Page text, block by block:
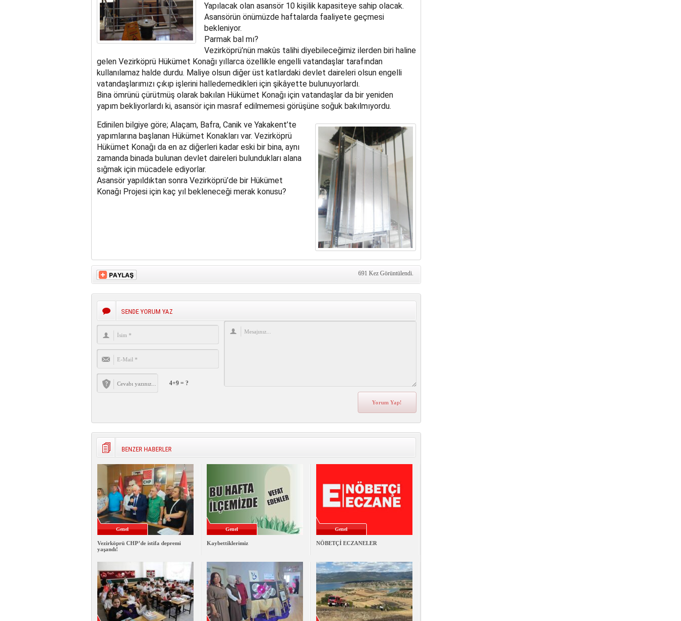
Yapılacak olan asansör 10 kişilik kapasiteye sahip olacak.
Asansörün önümüzde haftalarda faaliyete geçmesi
bekleniyor.
Parmak bal mı?
Vezirköprü’nün makûs talihi diyebileceğimiz ilerden biri haline
gelen Vezirköprü Hükümet Konağı yıllarca özellikle engelli vatandaşlar tarafından
kullanılamaz halde durdu. Maliye olsun diğer üst katlardaki devlet daireleri olsun engelli
vatandaşlarımızı çıkıp işlerini halledemedikleri için şikâyette bulunuyorlardı.
Bina ömrünü çürütmüş olarak bakılan Hükümet Konağı için vatandaşlar da bir yeniden
yapım bekliyorlardı ki, asansör için masraf edilmemesi görüşüne soğuk bakılmıyordu.
Edinilen bilgiye göre; Alaçam, Bafra, Canik ve Yakakent’te
yapımlarına başlanan Hükümet Konakları var. Vezirköprü
Hükümet Konağı da en az diğerleri kadar eski bir bina, aynı
zamanda binada bulunan devlet daireleri bulundukları alana
sığmak için mücadele ediyorlar.
Asansör yapıldıktan sonra Vezirköprü’de bir Hükümet
Konağı Projesi için kaç yıl bekleneceği merak konusu?
691 Kez Görüntülendi.
SENDE YORUM YAZ
4+9 = ?
BENZER HABERLER
Genel
Vezirköprü CHP’de istifa depremi
yaşandı!
Genel
Kaybettiklerimiz
Genel
NÖBETÇİ ECZANELER